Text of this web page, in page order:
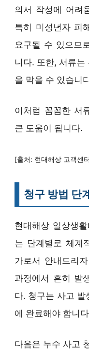
의서 작성에 어려
특히 미성년자 피
요구될 수 있으므
니다. 또한, 서류는
을 막을 수 있습니
이처럼 꼼꼼한 서
큰 도움이 됩니다.
[출처: 현대해상 고객센
청구 방법 단
현대해상 일상생
는 단계별로 체계
가로서 안내드리
과정에서 흔히 발
다. 청구는 사고
에 완료해야 합니
다음은 누수 사고